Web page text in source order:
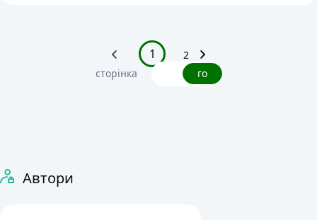
1
2
сторінка
го
Автори